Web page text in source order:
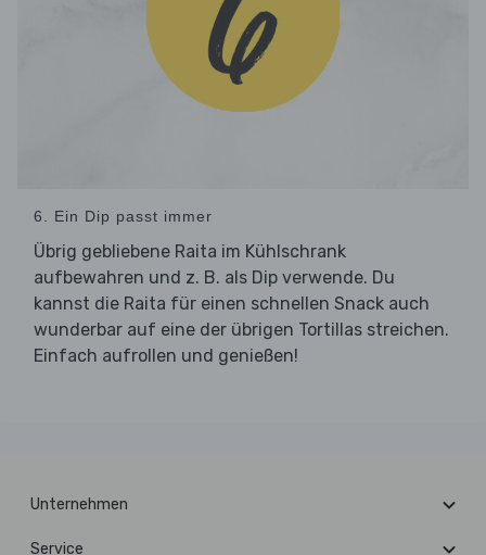
6. Ein Dip passt immer
Übrig gebliebene Raita im Kühlschrank
aufbewahren und z. B. als Dip verwende. Du
kannst die Raita für einen schnellen Snack auch
wunderbar auf eine der übrigen Tortillas streichen.
Einfach aufrollen und genießen!
Unternehmen
Service